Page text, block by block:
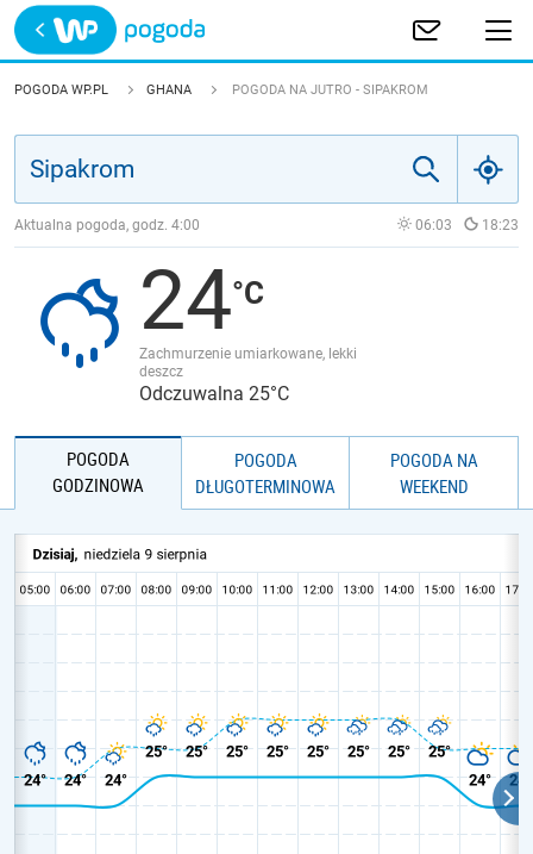
Trwa ładowanie
POLSKA
JAKOŚĆ POWIETRZA
POGODA WP.PL GHANA POGODA NA JUTRO - SIPAKROM
Aktualna pogoda, godz. 4:00 06:03 18:23
24
Zachmurzenie umiarkowane, lekki
deszcz
Odczuwalna 25°C
POGODA
GODZINOWA
POGODA
DŁUGOTERMINOWA
POGODA NA
WEEKEND